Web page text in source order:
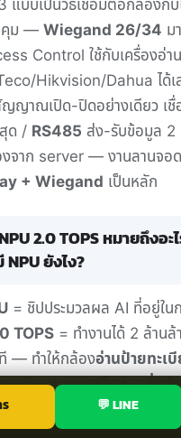
แบบเป็นวิธีเชื่อมต่อกล้องกับ
คุม — Wiegand 26/34 ม
Control ใช้กับเครื่องอ่า
Hikvision/Dahua ได้เ
ญาณเปิด-ปิดอย่างเดียว เชื่
ด / RS485 ส่ง-รับข้อมูล 2
จาก server — งานลานจอด
+ Wiegand เป็นหลัก
2.0 TOPS หมายถึงอะ
NPU ยังไง?
= ชิปประมวลผล AI ที่อยู่ใน
TOPS = ทำงานได้ 2 ล้าน
— ทำให้กล้องอ่านป้ายทะเ
ะเบียนมอเตอร์ไซค์ + ชื่อ
กล้องเลย ไม่ต้องส่งภาพไปป
LINE